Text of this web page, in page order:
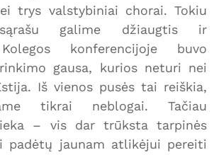
trys valstybiniai chorai. Tokiu
galime džiaugtis ir
konferencijoje buvo
gausa, kurios neturi nei
Iš vienos pusės tai reiškia,
tikrai neblogai. Tačiau
– vis dar trūksta tarpinės
padėtų jaunam atlikėjui pereiti